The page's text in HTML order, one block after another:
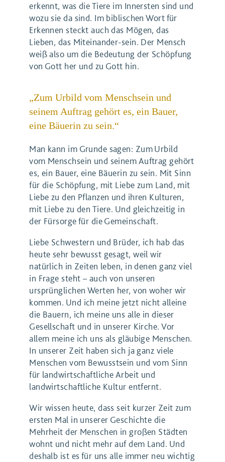
erkennt, was die Tiere im Innersten sind und
wozu sie da sind. Im biblischen Wort für
Erkennen steckt auch das Mögen, das
Lieben, das Miteinander-sein. Der Mensch
weiß also um die Bedeutung der Schöpfung
von Gott her und zu Gott hin.
„Zum Urbild vom Menschsein und
seinem Auftrag gehört es, ein Bauer,
eine Bäuerin zu sein.“
Man kann im Grunde sagen: Zum Urbild
vom Menschsein und seinem Auftrag gehört
es, ein Bauer, eine Bäuerin zu sein. Mit Sinn
für die Schöpfung, mit Liebe zum Land, mit
Liebe zu den Pflanzen und ihren Kulturen,
mit Liebe zu den Tiere. Und gleichzeitig in
der Fürsorge für die Gemeinschaft.
Liebe Schwestern und Brüder, ich hab das
heute sehr bewusst gesagt, weil wir
natürlich in Zeiten leben, in denen ganz viel
in Frage steht – auch von unseren
ursprünglichen Werten her, von woher wir
kommen. Und ich meine jetzt nicht alleine
die Bauern, ich meine uns alle in dieser
Gesellschaft und in unserer Kirche. Vor
allem meine ich uns als gläubige Menschen.
In unserer Zeit haben sich ja ganz viele
Menschen vom Bewusstsein und vom Sinn
für landwirtschaftliche Arbeit und
landwirtschaftliche Kultur entfernt.
Wir wissen heute, dass seit kurzer Zeit zum
ersten Mal in unserer Geschichte die
Mehrheit der Menschen in großen Städten
wohnt und nicht mehr auf dem Land. Und
deshalb ist es für uns alle immer neu wichtig